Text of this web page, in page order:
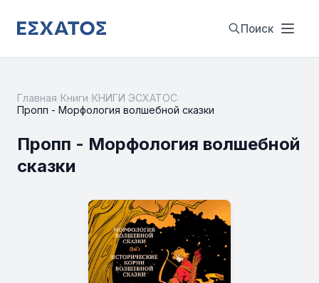
Поиск
Главная Книги КНИГИ ЭСХАТОС
Пропп - Морфология волшебной сказки
Пропп - Морфология волшебной
сказки